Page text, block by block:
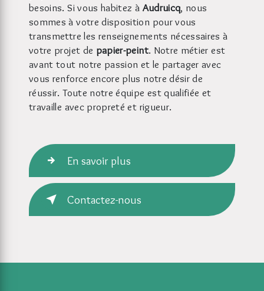
besoins. Si vous habitez à Audruicq, nous
sommes à votre disposition pour vous
transmettre les renseignements nécessaires à
votre projet de papier-peint. Notre métier est
avant tout notre passion et le partager avec
vous renforce encore plus notre désir de
réussir. Toute notre équipe est qualifiée et
travaille avec propreté et rigueur.
En savoir plus
Contactez-nous